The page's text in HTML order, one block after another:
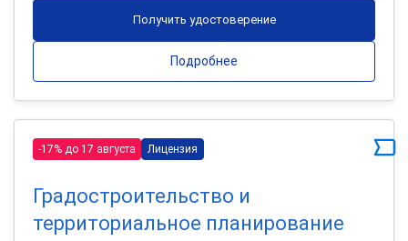
Получить удостоверение
Подробнее
-17% до 17 августа Лицензия
Градостроительство и
территориальное планирование